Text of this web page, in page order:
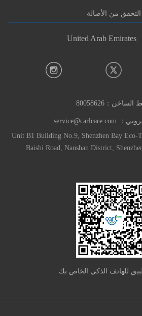
التحقق من الأصالة
United Arab Emirates
الساخن： 80058626
：
service@carlcare.com
Unit B1 Building No.9, Shenzhen Bay Eco-
Baishi Road, Nanshan District,
للهاتف الذكي الخاص بك